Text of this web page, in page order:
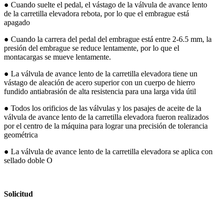
● Cuando suelte el pedal, el vástago de la válvula de avance lento
de la carretilla elevadora rebota, por lo que el embrague está
apagado
● Cuando la carrera del pedal del embrague está entre 2-6.5 mm, la
presión del embrague se reduce lentamente, por lo que el
montacargas se mueve lentamente.
● La válvula de avance lento de la carretilla elevadora tiene un
vástago de aleación de acero superior con un cuerpo de hierro
fundido antiabrasión de alta resistencia para una larga vida útil
● Todos los orificios de las válvulas y los pasajes de aceite de la
válvula de avance lento de la carretilla elevadora fueron realizados
por el centro de la máquina para lograr una precisión de tolerancia
geométrica
● La válvula de avance lento de la carretilla elevadora se aplica con
sellado doble O
Solicitud